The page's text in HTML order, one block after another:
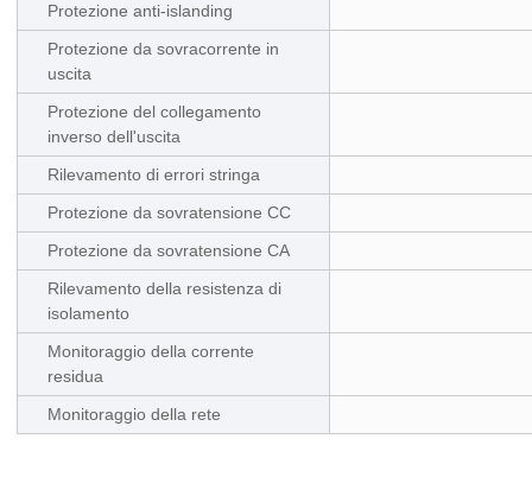
Protezione anti-islanding
Protezione da sovracorrente in
uscita
Protezione del collegamento
inverso dell'uscita
Rilevamento di errori stringa
Protezione da sovratensione CC
Protezione da sovratensione CA
Rilevamento della resistenza di
isolamento
Monitoraggio della corrente
residua
Monitoraggio della rete